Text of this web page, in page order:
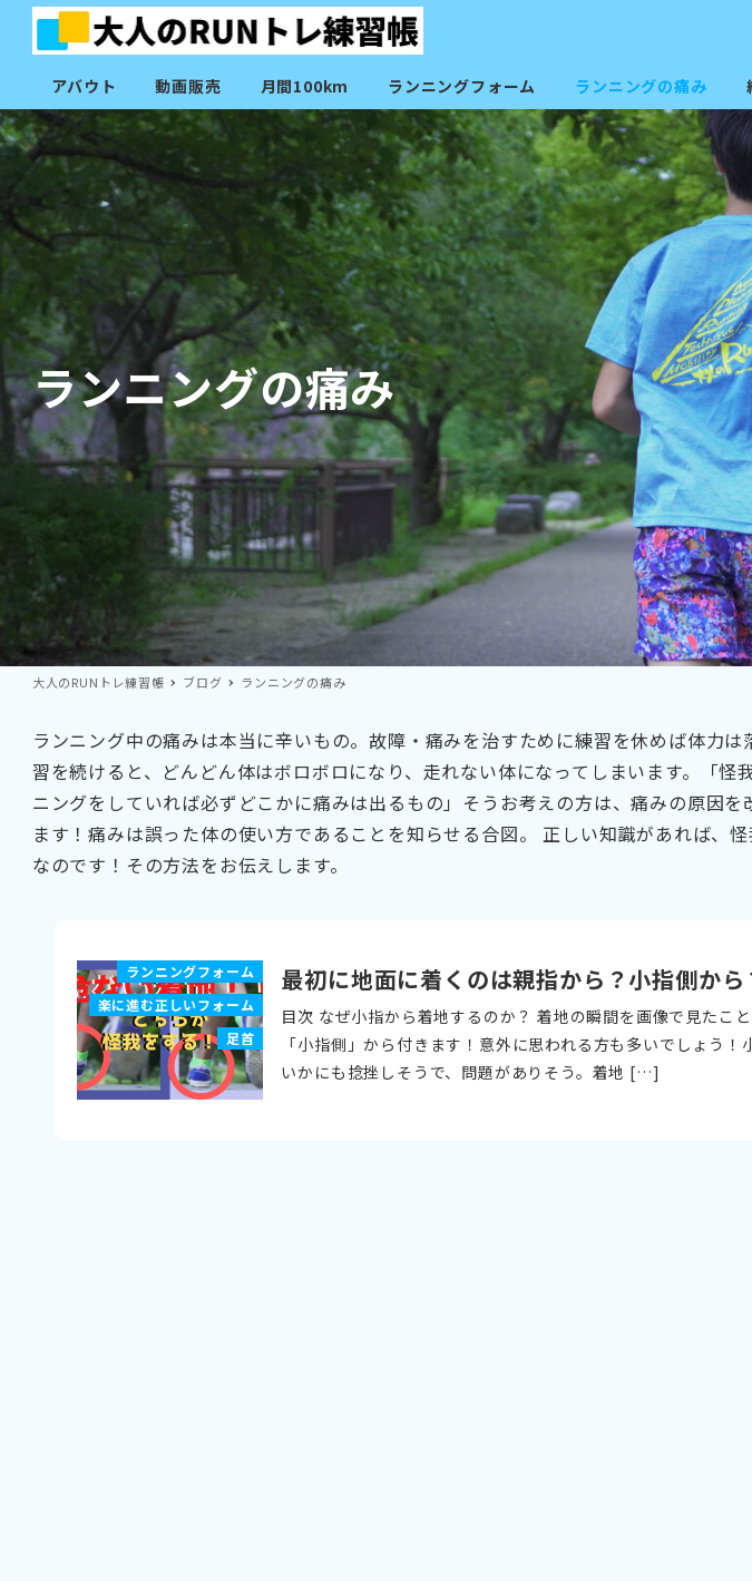
アバウト 動画販売 月間100km ランニングフォーム ランニングの痛み
ランニングの痛み
大人のRUNトレ練習帳 ブログ ランニングの痛み
ランニング中の痛みは本当に辛いもの。故障・痛みを治すために練習を休めば体力
習を続けると、どんどん体はボロボロになり、走れない体になってしまいます。「怪
ニングをしていれば必ずどこかに痛みは出るもの」そうお考えの方は、痛みの原因
ます！痛みは誤った体の使い方であることを知らせる合図。 正しい知識があれば、
なのです！その方法をお伝えします。
ランニングフォーム
楽に進む正しいフォーム
足首
最初に地面に着くのは親指から？小指側から
目次 なぜ小指から着地するのか？ 着地の瞬間を画像で見たこ
「小指側」から付きます！意外に思われる方も多いでしょう
いかにも捻挫しそうで、問題がありそう。着地 […]